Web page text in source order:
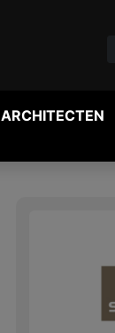
ARCHITECTEN